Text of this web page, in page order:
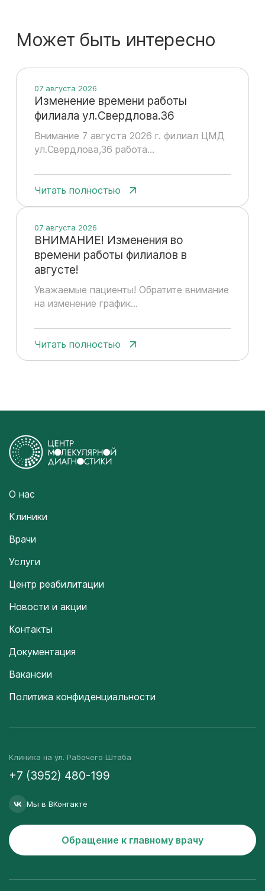
Может быть интересно
Изменение времени работы
филиала ул.Свердлова.36
Внимание 7 августа 2026 г. филиал ЦМД
ул.Свердлова,36 работа...
07 августа 2026
Читать полностью
ВНИМАНИЕ! Изменения во
времени работы филиалов в
августе!
Уважаемые пациенты! Обратите внимание
на изменение график...
07 августа 2026
Читать полностью
О нас
Клиники
Врачи
Услуги
Центр реабилитации
Новости и акции
Контакты
Документация
Вакансии
Политика конфиденциальности
Клиника на ул. Рабочего Штаба
+7 (3952) 480-199
Мы в ВКонтакте
Обращение к главному врачу